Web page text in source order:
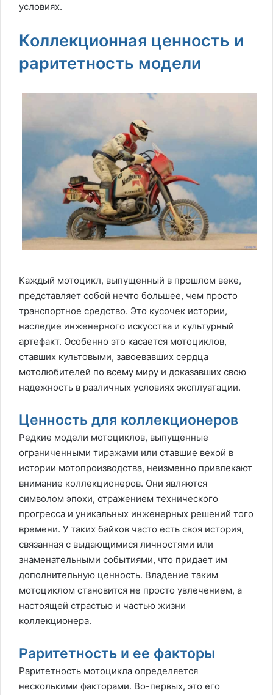
условиях.
Коллекционная ценность и
раритетность модели
Каждый мотоцикл, выпущенный в прошлом веке,
представляет собой нечто большее, чем просто
транспортное средство. Это кусочек истории,
наследие инженерного искусства и культурный
артефакт. Особенно это касается мотоциклов,
ставших культовыми, завоевавших сердца
мотолюбителей по всему миру и доказавших свою
надежность в различных условиях эксплуатации.
Ценность для коллекционеров
Редкие модели мотоциклов, выпущенные
ограниченными тиражами или ставшие вехой в
истории мотопроизводства, неизменно привлекают
внимание коллекционеров. Они являются
символом эпохи, отражением технического
прогресса и уникальных инженерных решений того
времени. У таких байков часто есть своя история,
связанная с выдающимися личностями или
знаменательными событиями, что придает им
дополнительную ценность. Владение таким
мотоциклом становится не просто увлечением, а
настоящей страстью и частью жизни
коллекционера.
Раритетность и ее факторы
Раритетность мотоцикла определяется
несколькими факторами. Во-первых, это его